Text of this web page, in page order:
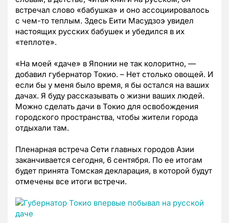
встречал слово «бабушка» и оно ассоциировалось
с чем-то теплым. Здесь Еити Масудзоэ увидел
настоящих русских бабушек и убедился в их
«теплоте».
«На моей «даче» в Японии не так колоритно, —
добавил губернатор Токио. – Нет столько овощей. И
если бы у меня было время, я бы остался на ваших
дачах. Я буду рассказывать о жизни ваших людей.
Можно сделать дачи в Токио для освобождения
городского пространства, чтобы жители города
отдыхали там.
Пленарная встреча Сети главных городов Азии
заканчивается сегодня, 6 сентября. По ее итогам
будет принята Томская декларация, в которой будут
отмечены все итоги встречи.